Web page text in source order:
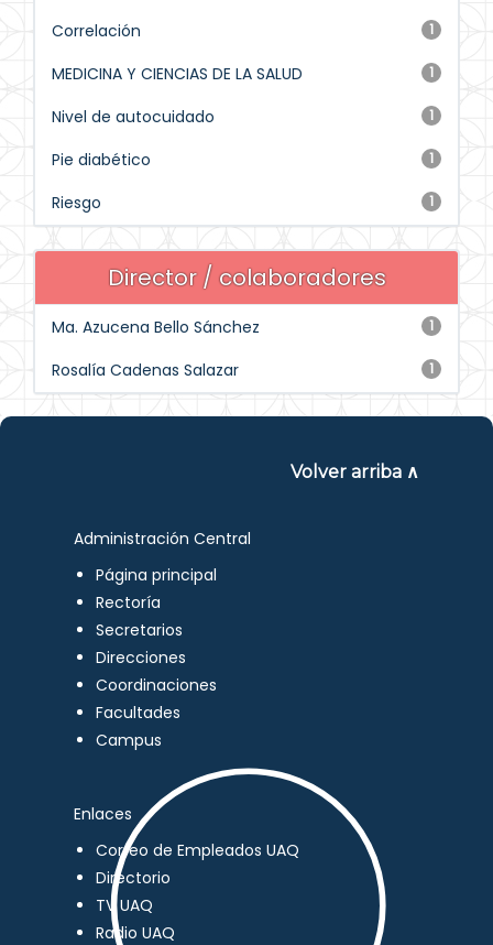
1
Correlación
1
MEDICINA Y CIENCIAS DE LA SALUD
1
Nivel de autocuidado
1
Pie diabético
1
Riesgo
Director / colaboradores
1
Ma. Azucena Bello Sánchez
1
Rosalía Cadenas Salazar
Volver arriba ∧
Administración Central
Página principal
Rectoría
Secretarios
Direcciones
Coordinaciones
Facultades
Campus
Enlaces
Correo de Empleados UAQ
Directorio
TV UAQ
Radio UAQ